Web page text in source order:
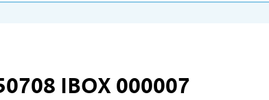
IBOX 000007